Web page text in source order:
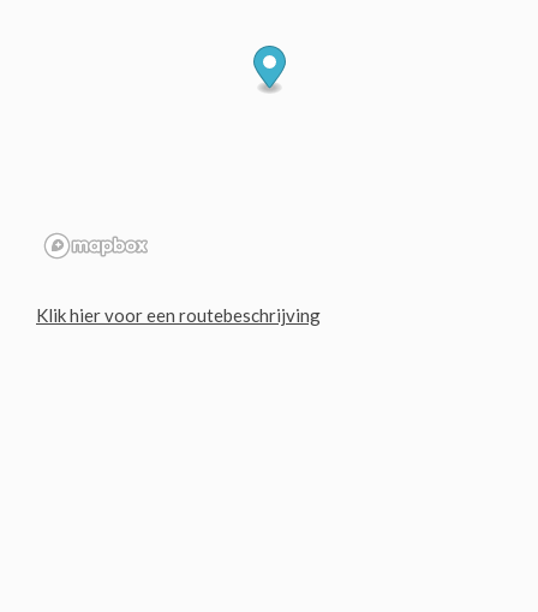
Klik hier voor een routebeschrijving